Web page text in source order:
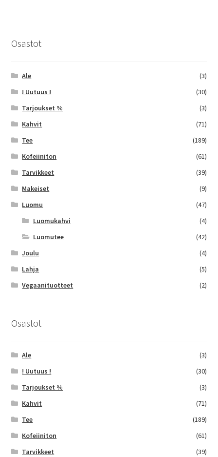
Osastot
Ale
(3)
! Uutuus !
(30)
Tarjoukset %
(3)
Kahvit
(71)
Tee
(189)
Kofeiiniton
(61)
Tarvikkeet
(39)
Makeiset
(9)
Luomu
(47)
Luomukahvi
(4)
Luomutee
(42)
Joulu
(4)
Lahja
(5)
Vegaanituotteet
(2)
Osastot
Ale
(3)
! Uutuus !
(30)
Tarjoukset %
(3)
Kahvit
(71)
Tee
(189)
Kofeiiniton
(61)
Tarvikkeet
(39)